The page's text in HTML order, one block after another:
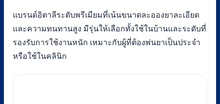
แบรนด์อิตาลีระดับพรีเมียมที่เน้นขนาดละอองยาละเอียด
และความทนทานสูง มีรุ่นให้เลือกทั้งใช้ในบ้านและระดับที่
รองรับการใช้งานหนัก เหมาะกับผู้ที่ต้องพ่นยาเป็นประจำ
หรือใช้ในคลินิก